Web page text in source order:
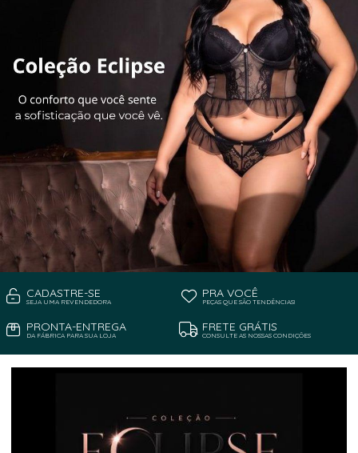
CADASTRE-SE
SEJA UMA REVENDEDORA
PRA VOCÊ
PEÇAS QUE SÃO TENDÊNCIAS!
PRONTA-ENTREGA
DA FÁBRICA PARA SUA LOJA
FRETE GRÁTIS
CONSULTE AS NOSSAS CONDIÇÕES